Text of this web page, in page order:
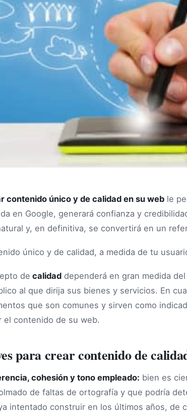
contenido único y de calidad en su web le
en Google, generará confianza y
y, en definitiva, se convertirá en un
de calidad dependerá en gran medida
al que dirija sus bienes y servicios. En
que son comunes y sirven como
el contenido de su web.
para crear contenido de
cohesión y tono empleado: bien es
de faltas de ortografía y que podría
intentado construir en los últimos años, de